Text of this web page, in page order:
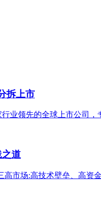
拆上市
业领先的全球上市公司
道
市场:高技术壁垒、高